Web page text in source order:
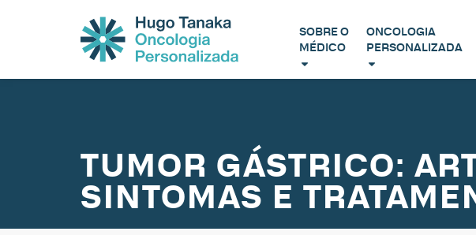
SOBRE O
MÉDICO
ONCOLOGIA
PERSONALIZADA
TUMOR GÁSTRICO:
SINTOMAS E